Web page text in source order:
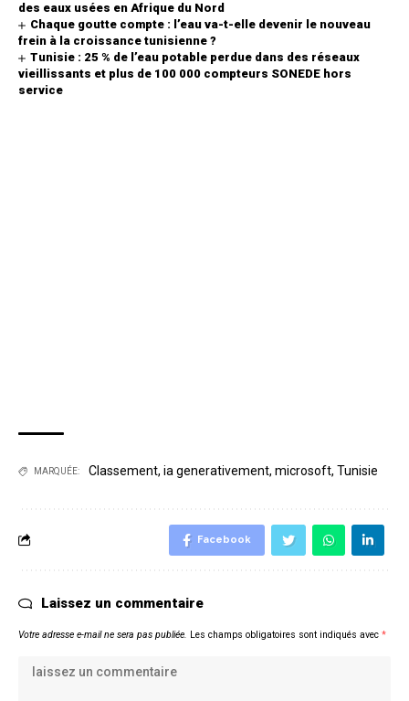
des eaux usées en Afrique du Nord
Chaque goutte compte : l’eau va-t-elle devenir le nouveau
frein à la croissance tunisienne ?
Tunisie : 25 % de l’eau potable perdue dans des réseaux
vieillissants et plus de 100 000 compteurs SONEDE hors
service
MARQUÉE: Classement, ia generativement, microsoft, Tunisie
Facebook
Laissez un commentaire
Votre adresse e-mail ne sera pas publiée. Les champs obligatoires sont indiqués avec *